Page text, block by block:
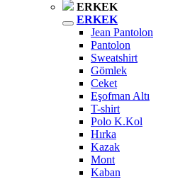
ERKEK
ERKEK
Jean Pantolon
Pantolon
Sweatshirt
Gömlek
Ceket
Eşofman Altı
T-shirt
Polo K.Kol
Hırka
Kazak
Mont
Kaban